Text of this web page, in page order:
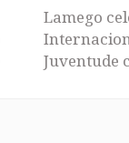
Lamego
Juventude